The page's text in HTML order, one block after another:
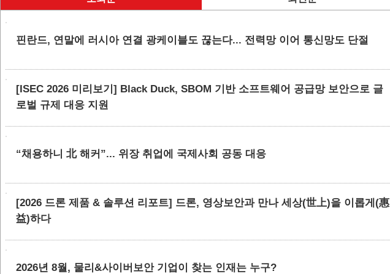
핀란드, 연말에 러시아 연결 광케이블도 끊는다... 전력망 이어 통신망도 단절
[ISEC 2026 미리보기] Black Duck, SBOM 기반 소프트웨어 공급망 보안으로 글
로벌 규제 대응 지원
“채용하니 北 해커”... 위장 취업에 국제사회 공동 대응
[2026 드론 제품 & 솔루션 리포트] 드론, 영상보안과 만나 세상(世上)을 이롭게(惠
益)하다
2026년 8월, 물리&사이버보안 기업이 찾는 인재는 누구?